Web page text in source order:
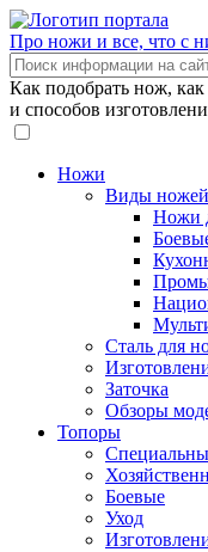
Про ножи и все, что с
Как подобрать нож,
и способов
Ножи
Виды ножей
Ножи
Сталь для
Заточка
Обзоры
Топоры
Боевые
Уход